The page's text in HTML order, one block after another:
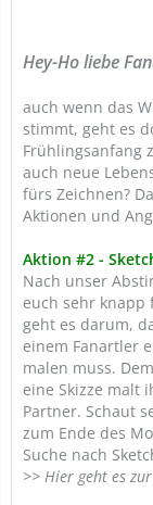
Hey-Ho liebe
auch wenn das
stimmt, geht es
Frühlingsanfang
auch neue
fürs Zeichnen?
Aktionen und
Aktion #2 -
Nach unser
euch sehr knapp
geht es darum,
einem Fanartler
malen muss.
eine Skizze malt
Partner. Schaut
zum Ende des
Suche nach
>> Hier geht es